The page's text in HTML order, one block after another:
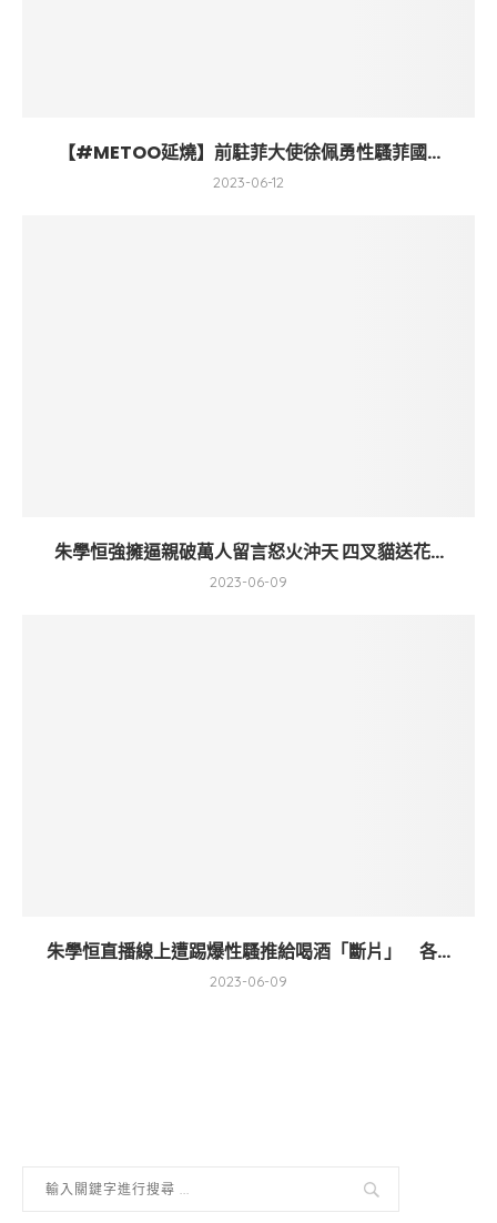
【#METOO延燒】前駐菲大使徐佩勇性騷菲國...
2023-06-12
朱學恒強擁逼親破萬人留言怒火沖天 四叉貓送花...
2023-06-09
朱學恒直播線上遭踢爆性騷推給喝酒「斷片」 各...
2023-06-09